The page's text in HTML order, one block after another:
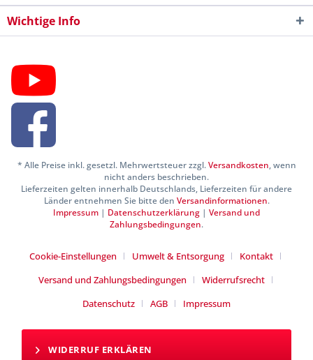
Wichtige Info
* Alle Preise inkl. gesetzl. Mehrwertsteuer zzgl.Versandkosten, wenn
nicht anders beschrieben.
Lieferzeiten gelten innerhalb Deutschlands, Lieferzeiten für andere
Länder entnehmen Sie bitte den Versandinformationen.
Impressum | Datenschutzerklärung | Versand und
Zahlungsbedingungen.
Cookie-Einstellungen Umwelt & Entsorgung
Kontakt
Versand und Zahlungsbedingungen
Widerrufsrecht
Datenschutz
AGB Impressum
WIDERRUF ERKLÄREN